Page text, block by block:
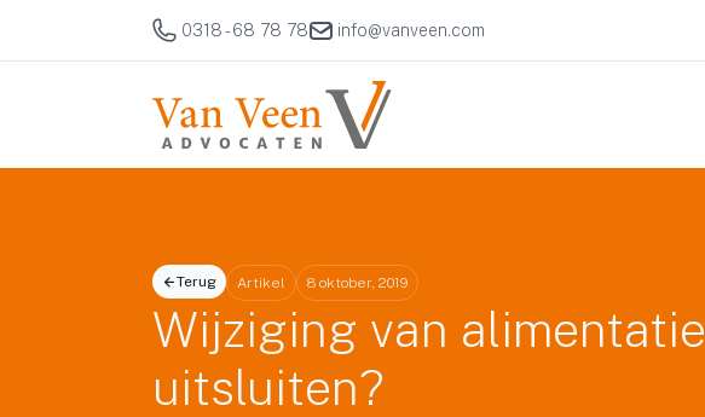
0318 - 68 78 78 info@vanveen.com
Terug Artikel 8 oktober, 2019
Wijziging van alimentatie
uitsluiten?